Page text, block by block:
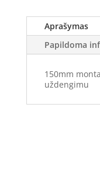
Aprašymas
Papildoma
150mm
uždengimu